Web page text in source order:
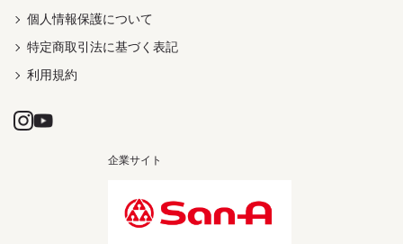
個人情報保護について
特定商取引法に基づく表記
利用規約
企業サイト